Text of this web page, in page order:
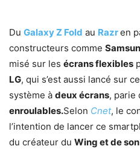
Du Galaxy Z Fold au Razren
constructeurs comme
misé sur les écrans flexibles
LG, qui s’est aussi lancé sur
système à deux écrans, parie
enroulables.Selon Cnet, le
l’intention de lancer ce
du créateur du Wing et de